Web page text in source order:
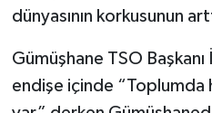
dünyasının korkusunun
Gümüşhane TSO Başkanı
endişe içinde “Toplumda